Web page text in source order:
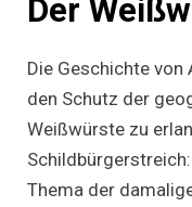
Der
Die Geschichte von
den Schutz der
Weißwürste zu
Thema der